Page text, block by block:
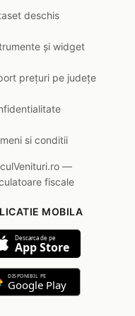
deschis
și widget
prețuri pe județe
si conditii
—
fiscale
MOBILA
Descarca de pe
App Store
DISPONIBIL PE
Google Play